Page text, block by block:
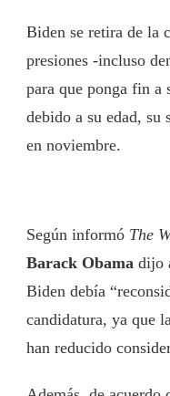
Biden se retira de la
presiones -incluso
para que ponga fin a
debido a su edad, su
en noviembre.
Según informó The
Barack Obama dijo
Biden debía
candidatura, ya que
han reducido